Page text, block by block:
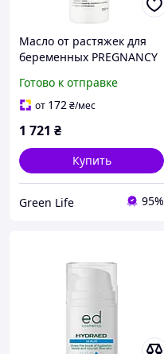
Масло от растяжек для
беременных PREGNANCY
Cosmetics, 250 мл
Готово к отправке
от 172₴/мес
1 721 ₴
Купить
Green Life 95%